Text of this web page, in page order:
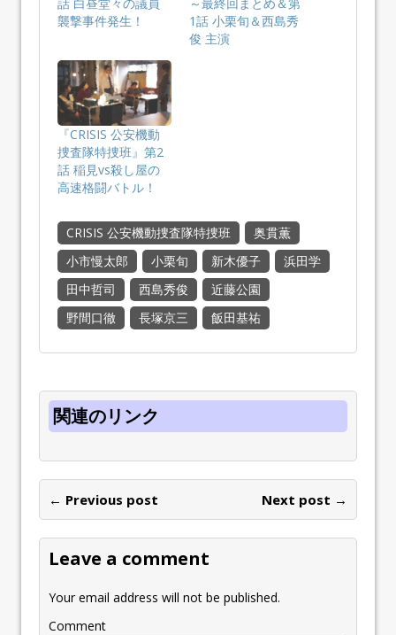
襲撃事件発生！
1話 小栗旬＆西島秀
俊 主演
『CRISIS 公安機動
捜査隊特捜班』第2
話 稲見vs殺し屋の
高速格闘バトル！
CRISIS 公安機動捜査隊特捜班
奥貫薫
小市慢太郎
小栗旬 新木優子
浜田学
田中哲司
西島秀俊
近藤公園
野間口徹
長塚京三 飯田基祐
関連のリンク
← Previous post Next post →
Leave a comment
Your email address will not be published.
Comment